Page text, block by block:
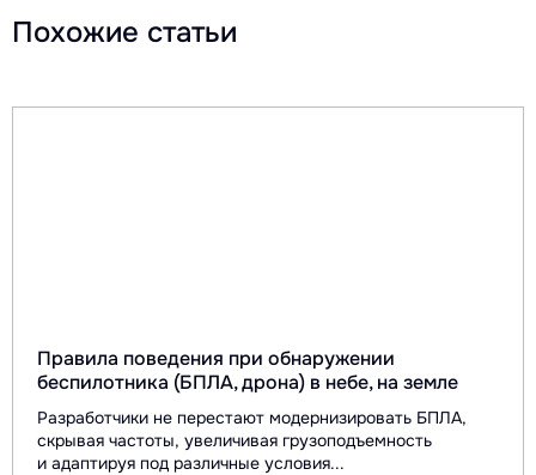
Похожие статьи
Правила поведения при обнаружении
беспилотника (БПЛА, дрона) в небе, на земле
Разработчики не перестают модернизировать БПЛА,
скрывая частоты, увеличивая грузоподъемность
и адаптируя под различные условия...